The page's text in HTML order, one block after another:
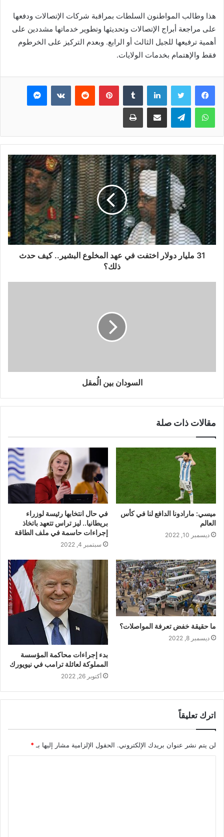
هذا وطالب المواطنون السلطات بمراقبة شركات الإتصالات ودفعها
على مراجعة أبراج الإتصالات وتحديثها وتطوير خدماتها مشددين على
أهمية ترفيعها للجيل الثالث أو الرابع. وبعدم التركيز على الخرطوم
فقط والإهتمام بخدمات الولايات.
فيسبوك تويتر لينكدإن بينتيريست ماسنجر
واتساب تيلقرام مشاركة عبر البريد طباعة
31 مليار دولار اختفت في عهد المخلوع البشير.. كيف حدث
ذلك؟
السودان بين الُمقل
مقالات ذات صلة
ميسي: مارادونا الدافع لنا في كأس
العالم
ديسمبر 10, 2022
في حال انتخابها رئيسة لوزراء
بريطانيا.. ليز تراس تتعهد باتخاذ
إجراءات حاسمة في ملف الطاقة
سبتمبر 4, 2022
ما حقيقة خفض تعرفة المواصلات؟
ديسمبر 8, 2022
بدء إجراءات محاكمة المؤسسة
المملوكة لعائلة ترامب في نيويورك
أكتوبر 26, 2022
اترك تعليقاً
لن يتم نشر عنوان بريدك الإلكتروني. الحقول الإلزامية مشار إليها بـ *